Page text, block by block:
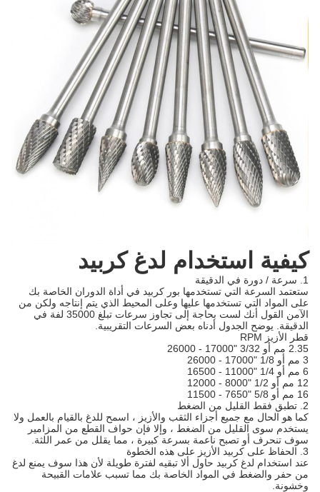
كيفية استخدام لدغ كربيد
ستعتمد السرعة التي تستخدمها بور كربيد في أداة الدوران الخاصة بك
على المواد التي تستخدمها عليها وعلى المحيط الذي يتم إنتاجه ولكن من
الآمن القول أنك لست بحاجة إلى تجاوز سرعات تبلغ 35000 لفة في
الدقيقة.
يوضح الجدول أدناه بعض السرعات التقريبية.
قطر الأزيز RPM
2.35 مم أو 3/32 "17000 - 26000
12 مم أو 1/2 "8000 - 12000
16 مم أو 5/8 "7650 - 11500
كما هو الحال مع جميع أجزاء الثقب والأزيز ، اسمح للدغ بالقيام بالعمل ولا
يستخدم سوى القليل من الضغط ، وإلا فإن حواف القطع من المزامير
سوف تنحرف أو تصبح ناعمة بسرعة كبيرة ، مما يقلل من عمر اللثة.
عند استخدام لدغ كربيد حاول ألا تبقيه لفترة طويلة لأن هذا سوف يمنع لدغ
من حفر والضغط في المواد الخاصة بك مما تسبب علامات القبيحة
وخشونة.